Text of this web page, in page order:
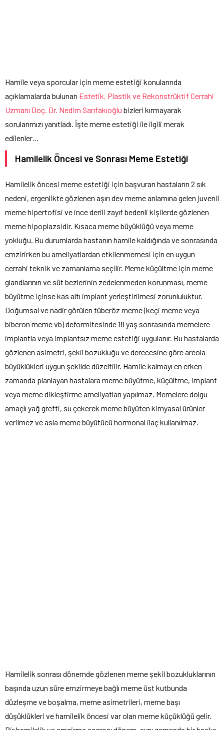
Hamile veya sporcular için meme estetiği konularında
açıklamalarda bulunan Estetik, Plastik ve Rekonstrüktif Cerrahi
Uzmanı Doç. Dr. Nedim Sarıfakıoğlu bizleri kırmayarak
sorularımızı yanıtladı. İşte meme estetiği ile ilgili merak
edilenler…
Hamilelik Öncesi ve Sonrası Meme Estetiği
Hamilelik öncesi meme estetiği için başvuran hastaların 2 sık
nedeni, ergenlikte gözlenen aşırı dev meme anlamına gelen juvenil
meme hipertofisi ve ince derili zayıf bedenli kişilerde gözlenen
meme hipoplazsidir. Kısaca meme büyüklüğü veya meme
yokluğu. Bu durumlarda hastanın hamile kaldığında ve sonrasında
emzirirken bu ameliyatlardan etkilenmemesi için en uygun
cerrahi teknik ve zamanlama seçilir. Meme küçültme için meme
glandlarının ve süt bezlerinin zedelenmeden korunması, meme
büyütme içinse kas altı implant yerleştirilmesi zorunluluktur.
Doğumsal ve nadir görülen tüberöz meme (keçi meme veya
biberon meme vb) deformitesinde 18 yaş sonrasında memelere
implantla veya implantsız meme estetiği uygulanır. Bu hastalarda
gözlenen asimetri, şekil bozukluğu ve derecesine göre areola
büyüklükleri uygun şekilde düzeltilir. Hamile kalmayı en erken
zamanda planlayan hastalara meme büyütme, küçültme, implant
veya meme dikleştirme ameliyatları yapılmaz. Memelere dolgu
amaçlı yağ grefti, su çekerek meme büyüten kimyasal ürünler
verilmez ve asla meme büyütücü hormonal ilaç kullanılmaz.
Hamilelik sonrası dönemde gözlenen meme şekil bozukluklarının
başında uzun süre emzirmeye bağlı meme üst kutbunda
düzleşme ve boşalma, meme asimetrileri, meme başı
düşüklükleri ve hamilelik öncesi var olan meme küçüklüğü gelir.